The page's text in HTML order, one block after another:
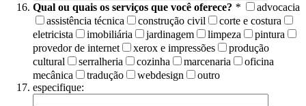
Qual ou quais os serviços que você oferece? *
advocacia
assistência técnica
construção civil
corte e costura
eletricista
imobiliária jardinagem limpeza
pintura
provedor de internet
xerox e impressões
produção
cultural
serralheria cozinha marcenaria
oficina
mecânica
tradução webdesign
outro
especifique: